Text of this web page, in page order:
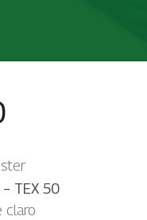
TEX 50
claro